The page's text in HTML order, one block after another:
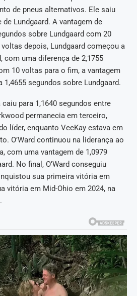
de pneus alternativos. Ele saiu
Lundgaard. A vantagem de
sobre Lundgaard com 20
depois, Lundgaard começou a
com uma diferença de 2,1755
10 voltas para o fim, a vantagem
1,4655 segundos sobre Lundgaard.
para 1,1640 segundos entre
permanecia em terceiro,
líder, enquanto VeeKay estava em
O’Ward continuou na liderança ao
com uma vantagem de 1,0979
No final, O’Ward conseguiu
sua primeira vitória em
vitória em Mid-Ohio em 2024, na